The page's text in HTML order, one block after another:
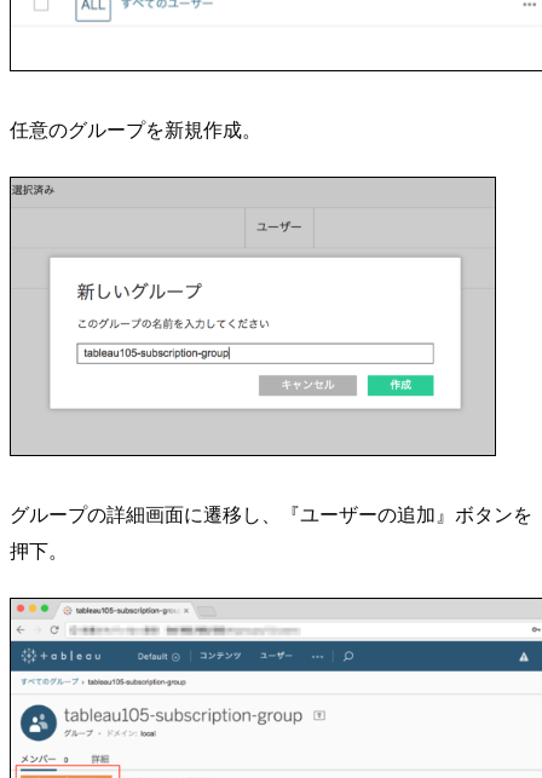
任意のグループを新規作成。
グループの詳細画面に遷移し、『ユーザーの追加』ボタンを
押下。